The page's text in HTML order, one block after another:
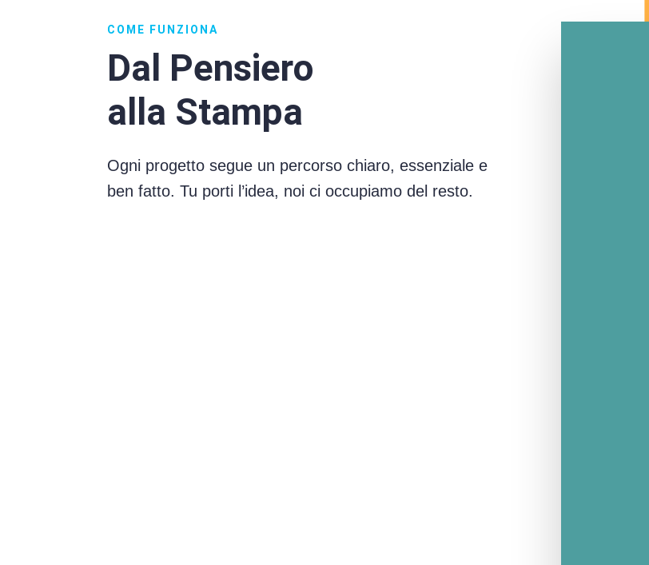
COME FUNZIONA
Dal Pensiero
alla Stampa
Ogni progetto segue un percorso chiaro, essenziale e
ben fatto. Tu porti l’idea, noi ci occupiamo del resto.